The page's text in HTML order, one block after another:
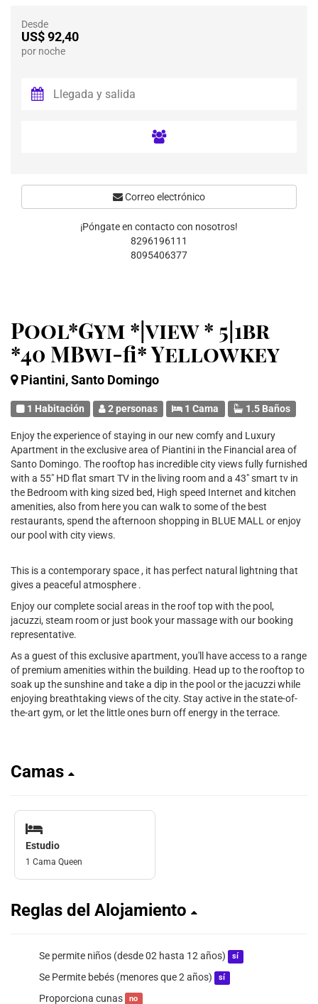
Pool*Gym *|view * 5|1br
*40 MBwi-fi* Yellowkey
Piantini, Santo Domingo
1 Habitación 2 personas 1 Cama 1.5 Baños
Enjoy the experience of staying in our new comfy and Luxury
Apartment in the exclusive area of Piantini in the Financial area of
Santo Domingo. The rooftop has incredible city views fully furnished
with a 55" HD flat smart TV in the living room and a 43" smart tv in
the Bedroom with king sized bed, High speed Internet and kitchen
amenities, also from here you can walk to some of the best
restaurants, spend the afternoon shopping in BLUE MALL or enjoy
our pool with city views.
This is a contemporary space , it has perfect natural lightning that
gives a peaceful atmosphere .
Enjoy our complete social areas in the roof top with the pool,
jacuzzi, steam room or just book your massage with our booking
representative.
As a guest of this exclusive apartment, you'll have access to a range
of premium amenities within the building. Head up to the rooftop to
soak up the sunshine and take a dip in the pool or the jacuzzi while
enjoying breathtaking views of the city. Stay active in the state-of-
the-art gym, or let the little ones burn off energy in the terrace.
Camas
Estudio
1 Cama Queen
Reglas del Alojamiento
Se permite niños (desde 02 hasta 12 años) sí
Se Permite bebés (menores que 2 años) sí
Proporciona cunas no
Desde
US$ 92,40
por noche
Correo electrónico
¡Póngate en contacto con nosotros!
8296196111
8095406377